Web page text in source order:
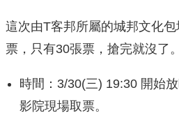
這次由T客邦所屬的城邦文化
票，只有30張票，搶完就沒了。
時間：3/30(三) 19:30 開始
影院現場取票。